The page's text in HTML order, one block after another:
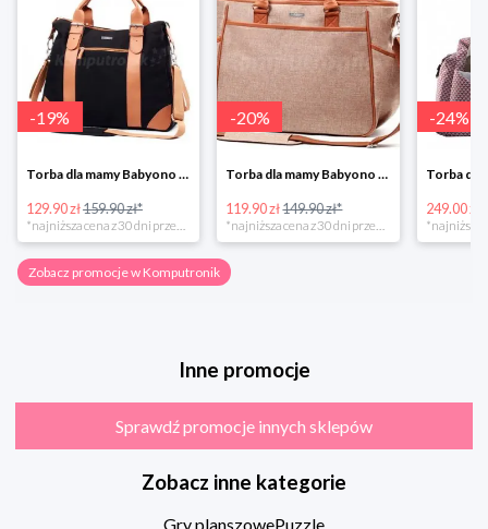
-19%
Torba dla mamy Babyono 1505/01 Comfort Icoinic 5/5
129.90 zł159.90 zł*
-20%
Torba dla mamy Babyono 1507/01 Comfort Chic w super cenie
119.90 zł149.90 zł*
-24%
249.00 zł
Zobacz promocje w Komputronik
Inne promocje
Sprawdź promocje innych sklepów
Zobacz inne kategorie
Gry planszowePuzzle